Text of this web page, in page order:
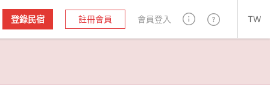
登錄民宿 註冊會員 會員登入 TW